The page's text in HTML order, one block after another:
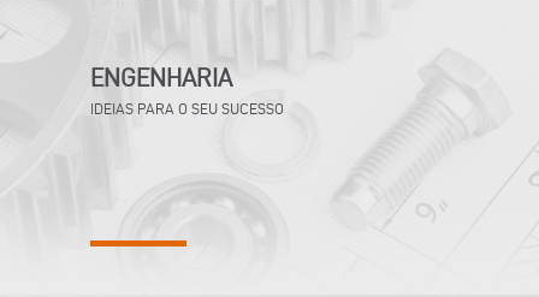
ENGENHARIA
IDEIAS PARA O SEU SUCESSO